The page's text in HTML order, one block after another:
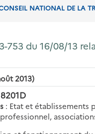
NATIONAL DE LA
753 du 16/08/13
2013)
: Etat et établissements